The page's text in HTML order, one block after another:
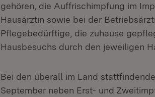
gehören, die Auffrischimpfung im
Hausärztin sowie bei der
Pflegebedürftige, die zuhause
Hausbesuchs durch den jeweiligen
Bei den überall im Land
September neben Erst- und